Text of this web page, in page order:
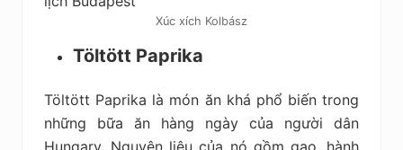
Xúc xích Kolbász
Töltött Paprika
Töltött Paprika là món ăn khá phổ biến trong
những bữa ăn hàng ngày của người dân